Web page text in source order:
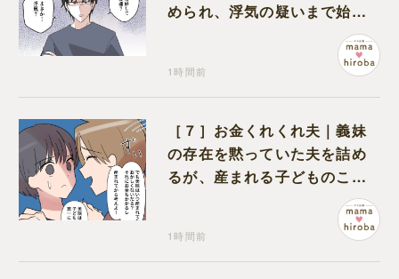
められ、浮気の疑いまで始め
1時間前
［７］お金くれくれ夫｜義妹
の存在を黙っていた夫を詰め
るが、産まれる子どものこと
を第一に考えてと流される
1時間前